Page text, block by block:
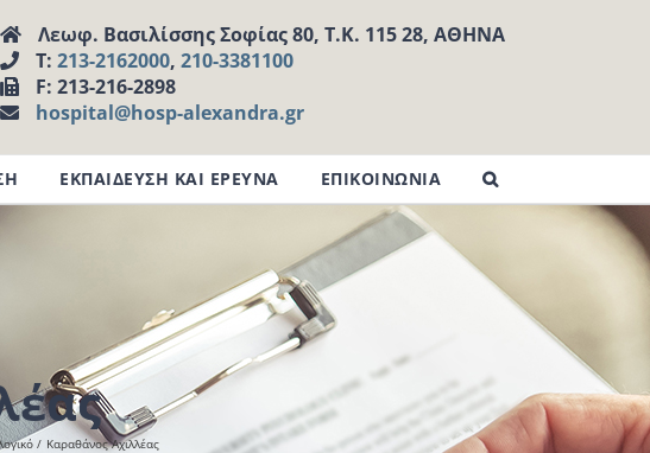
Λεωφ. Βασιλίσσης Σοφίας 80, Τ.Κ. 115 28, ΑΘΗΝΑ
Τ: 213-2162000, 210-3381100
F: 213-216-2898
hospital@hosp-alexandra.gr
ΕΚΠΑΙΔΕΥΣΗ ΚΑΙ ΕΡΕΥΝΑ ΕΠΙΚΟΙΝΩΝΙΑ
Καραθάνος Αχιλλέας